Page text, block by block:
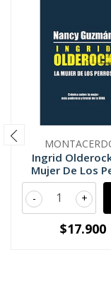
Ingrid
Mujer De Los
+
-
$17.900